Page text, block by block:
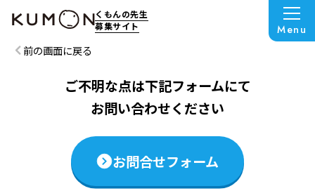
くもんの先生
募集サイト
Menu
この説明会は終了いたしました
前の画面に戻る
ご不明な点は下記フォームにて
お問い合わせください
お問合せフォーム